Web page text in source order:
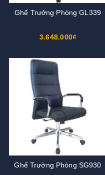
Ghế Trưởng Phòng GL339
3.648.000₫
Ghế Trưởng Phòng SG930